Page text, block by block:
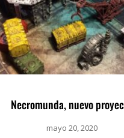
Necromunda, nuevo
mayo 20, 2020